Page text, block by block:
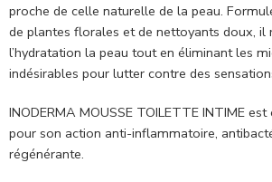
proche de celle naturelle de la peau.
de plantes florales et de nettoyants doux, il
l’hydratation la peau tout en éliminant les
indésirables pour lutter contre des
INODERMA MOUSSE TOILETTE INTIME
pour son action anti-inflammatoire,
régénérante.